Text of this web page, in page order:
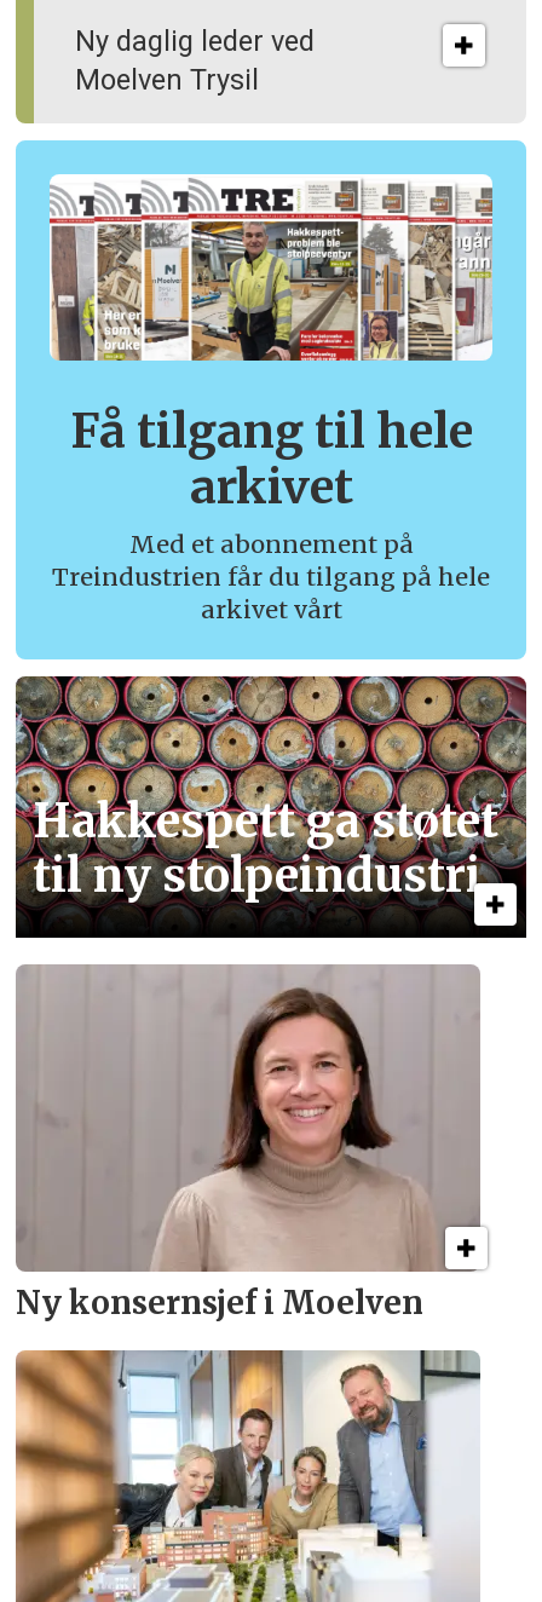
Ny daglig leder ved
Moelven Trysil
Få tilgang til hele
arkivet
Med et abonnement på
Treindustrien får du tilgang på hele
arkivet vårt
Hakkespett ga støtet
til ny stolpe­industri
Ny konsern­sjef i Moelven